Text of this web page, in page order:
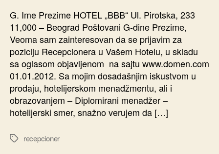
G. Ime Prezime HOTEL „BBB“ Ul. Pirotska, 233
11,000 – Beograd Poštovani G-dine Prezime,
Veoma sam zainteresovan da se prijavim za
poziciju Recepcionera u Vašem Hotelu, u skladu
sa oglasom objavljenom na sajtu www.domen.com
01.01.2012. Sa mojim dosadašnjim iskustvom u
prodaju, hotelijerskom menadžmentu, ali i
obrazovanjem – Diplomirani menadžer –
hotelijerski smer, snažno verujem da […]
Oznakerecepcioner